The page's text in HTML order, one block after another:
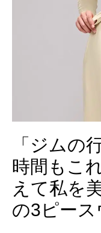
「ジムの
時間もこ
えて私を
の3ピース
シ
ー
ン
を